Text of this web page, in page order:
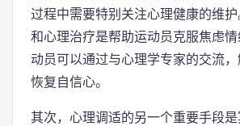
过程中需要特别关注心理健康的维
和心理治疗是帮助运动员克服焦虑
动员可以通过与心理学专家的交流，
恢复自信心。
其次，心理调适的另一个重要手段是